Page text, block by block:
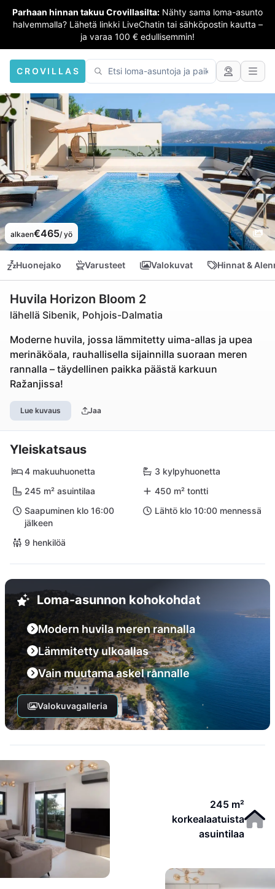
Parhaan hinnan takuu Crovillasilta: Nähty sama loma-asunto
halvemmalla? Lähetä linkki LiveChatin tai sähköpostin kautta –
ja varaa 100 € edullisemmin!
CROVILLAS
alkaen€465/ yö
Huonejako Varusteet Valokuvat Hinnat &
Huvila Horizon Bloom 2
lähellä Sibenik, Pohjois-Dalmatia
Moderne huvila, jossa lämmitetty uima-allas ja upea
merinäköala, rauhallisella sijainnilla suoraan meren
rannalla – täydellinen paikka päästä karkuun
Ražanjissa!
Lue kuvaus Jaa
Yleiskatsaus
4 makuuhuonetta
3 kylpyhuonetta
245 m² asuintilaa
450 m² tontti
Saapuminen klo 16:00
jälkeen
Lähtö klo 10:00 mennessä
9 henkilöä
Loma-asunnon kohokohdat
Modern huvila meren rannalla
Lämmitetty ulkoallas
Vain muutama askel rannalle
Valokuvagalleria
245 m²
korkealaatuista
asuintilaa